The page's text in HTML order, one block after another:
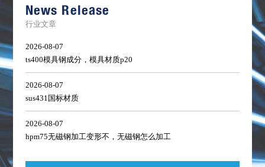
News Release
行业文章
2026-08-07
ts400模具钢成分，模具材质p20
2026-08-07
sus431国标材质
2026-08-07
hpm75无磁钢加工变形不，无磁钢怎么加工